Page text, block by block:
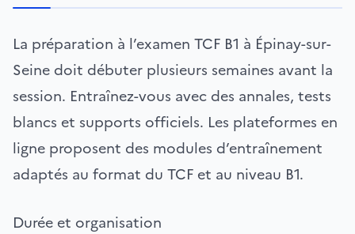
La préparation à l’examen TCF B1 à Épinay-sur-
Seine doit débuter plusieurs semaines avant la
session. Entraînez-vous avec des annales, tests
blancs et supports officiels. Les plateformes en
ligne proposent des modules d’entraînement
adaptés au format du TCF et au niveau B1.
Durée et organisation